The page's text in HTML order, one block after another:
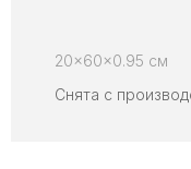
20x60x0.95 см
Снята с